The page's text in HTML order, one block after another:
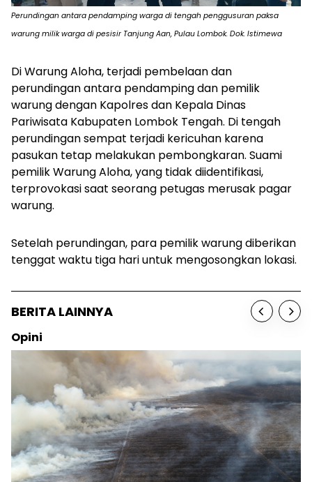
Perundingan antara pendamping warga di tengah penggusuran paksa
warung milik warga di pesisir Tanjung Aan, Pulau Lombok. Dok. Istimewa
Di Warung Aloha, terjadi pembelaan dan
perundingan antara pendamping dan pemilik
warung dengan Kapolres dan Kepala Dinas
Pariwisata Kabupaten Lombok Tengah. Di tengah
perundingan sempat terjadi kericuhan karena
pasukan tetap melakukan pembongkaran. Suami
pemilik Warung Aloha, yang tidak diidentifikasi,
terprovokasi saat seorang petugas merusak pagar
warung.
Setelah perundingan, para pemilik warung diberikan
tenggat waktu tiga hari untuk mengosongkan lokasi.
BERITA LAINNYA
Opini